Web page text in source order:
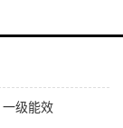
一级能效